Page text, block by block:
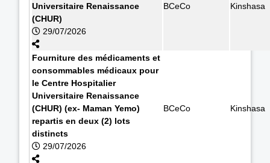
Universitaire Renaissance
(CHUR)
29/07/2026
BCeCo Kinshasa
Fourniture des médicaments et
consommables médicaux pour
le Centre Hospitalier
Universitaire Renaissance
(CHUR) (ex- Maman Yemo)
repartis en deux (2) lots
distincts
29/07/2026
BCeCo Kinshasa